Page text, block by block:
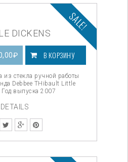
SALE!
DICKENS
₽Текущая
цена:
55,000,00₽.
В КОРЗИНУ
из стекла ручной работы
Debbee THibault Little
Год выпуска 2007
DETAILS